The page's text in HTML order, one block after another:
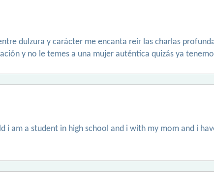
dulzura y carácter me encanta reír las charlas
y no le temes a una mujer auténtica quizás ya
i am a student in high school and i with my mom and i